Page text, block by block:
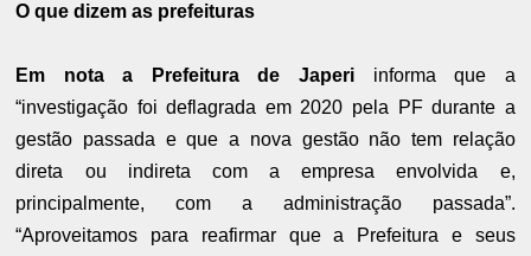
O que dizem as prefeituras
Em nota a Prefeitura de Japeri informa que a
“investigação foi deflagrada em 2020 pela PF durante a
gestão passada e que a nova gestão não tem relação
direta ou indireta com a empresa envolvida e,
principalmente, com a administração passada”.
“Aproveitamos para reafirmar que a Prefeitura e seus